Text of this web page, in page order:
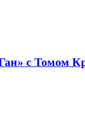
с Томом